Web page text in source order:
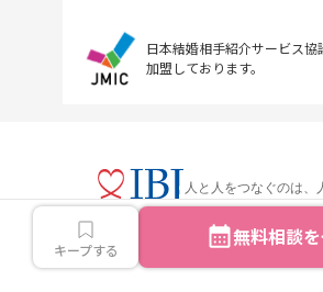
キープする 無料相談
日本結婚相手紹介サービス協
加盟しております。
人と人をつなぐのは、